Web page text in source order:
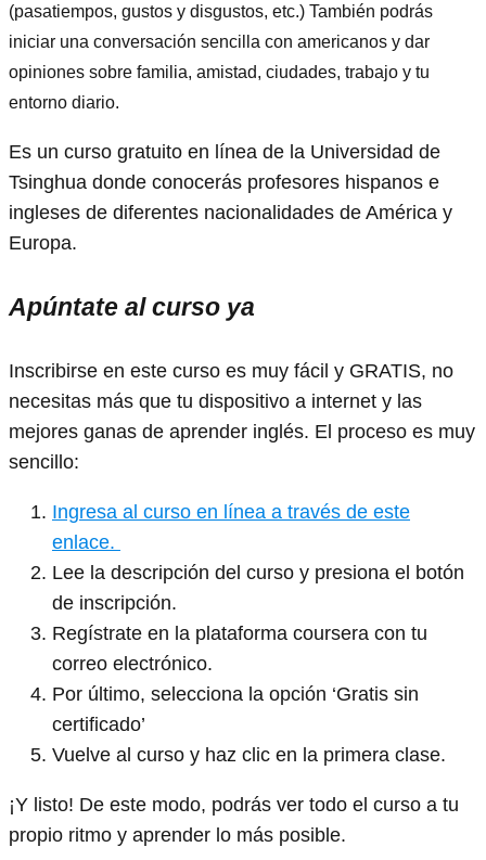
(pasatiempos, gustos y disgustos, etc.) También podrás
iniciar una conversación sencilla con americanos y dar
opiniones sobre familia, amistad, ciudades, trabajo y tu
entorno diario.
Es un curso gratuito en línea de la Universidad de
Tsinghua donde conocerás profesores hispanos e
ingleses de diferentes nacionalidades de América y
Europa.
Apúntate al curso ya
Inscribirse en este curso es muy fácil y GRATIS, no
necesitas más que tu dispositivo a internet y las
mejores ganas de aprender inglés. El proceso es muy
sencillo:
Ingresa al curso en línea a través de este
enlace.
Lee la descripción del curso y presiona el botón
de inscripción.
Regístrate en la plataforma coursera con tu
correo electrónico.
Por último, selecciona la opción ‘Gratis sin
certificado’
Vuelve al curso y haz clic en la primera clase.
¡Y listo! De este modo, podrás ver todo el curso a tu
propio ritmo y aprender lo más posible.